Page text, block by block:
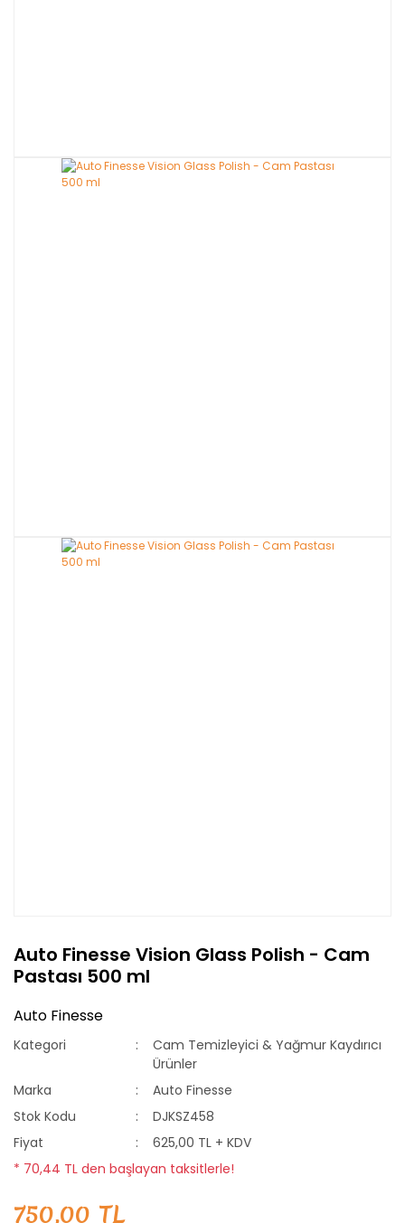
Auto Finesse Vision Glass Polish - Cam
Pastası 500 ml
Auto Finesse
Kategori
Cam Temizleyici & Yağmur Kaydırıcı
Ürünler
Marka
Auto Finesse
Stok Kodu
DJKSZ458
Fiyat
625,00 TL + KDV
* 70,44 TL den başlayan taksitlerle!
750,00 TL